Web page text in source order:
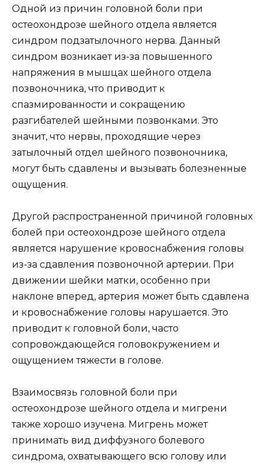
Одной из причин головной боли при
остеохондрозе шейного отдела является
синдром подзатылочного нерва. Данный
синдром возникает из-за повышенного
напряжения в мышцах шейного отдела
позвоночника, что приводит к
спазмированности и сокращению
разгибателей шейными позвонками. Это
значит, что нервы, проходящие через
затылочный отдел шейного позвоночника,
могут быть сдавлены и вызывать болезненные
ощущения.
Другой распространенной причиной головных
болей при остеохондрозе шейного отдела
является нарушение кровоснабжения головы
из-за сдавления позвоночной артерии. При
движении шейки матки, особенно при
наклоне вперед, артерия может быть сдавлена
и кровоснабжение головы нарушается. Это
приводит к головной боли, часто
сопровождающейся головокружением и
ощущением тяжести в голове.
Взаимосвязь головной боли при
остеохондрозе шейного отдела и мигрени
также хорошо изучена. Мигрень может
принимать вид диффузного болевого
синдрома, охватывающего всю голову или